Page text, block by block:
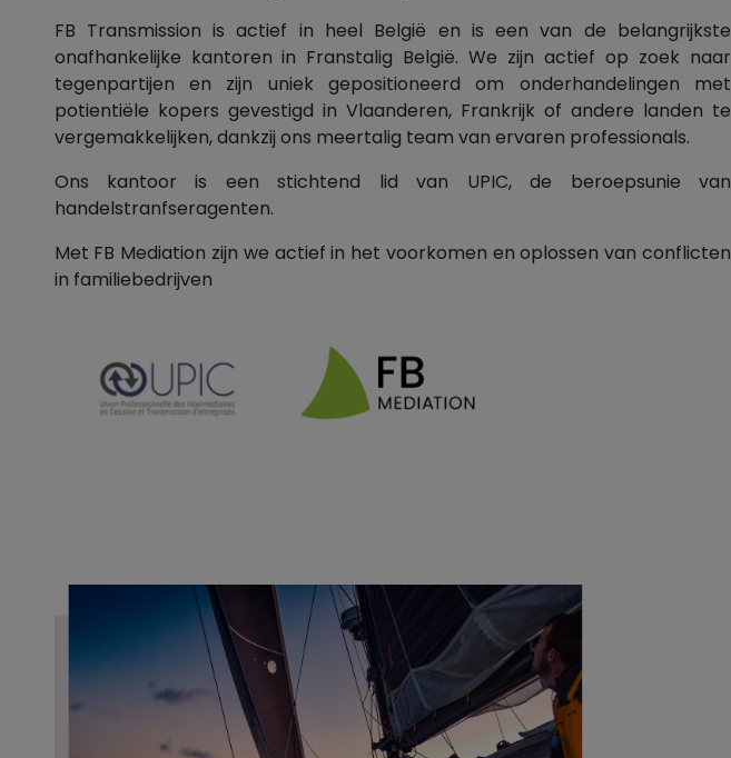
FB Transmission is actief in heel België en is een van de belangrijkste
onafhankelijke kantoren in Franstalig België. We zijn actief op zoek naar
tegenpartijen en zijn uniek gepositioneerd om onderhandelingen met
potientiële kopers gevestigd in Vlaanderen, Frankrijk of andere landen te
vergemakkelijken, dankzij ons meertalig team van ervaren professionals.
Ons kantoor is een stichtend lid van UPIC, de beroepsunie van
handelstranfseragenten.
Met FB Mediation zijn we actief in het voorkomen en oplossen van conflicten
in familiebedrijven